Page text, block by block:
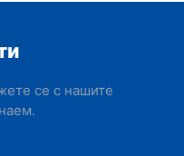
се с нашите